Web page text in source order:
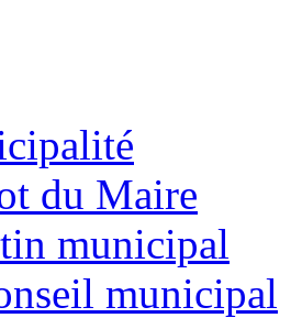
du Maire
municipal
municipal